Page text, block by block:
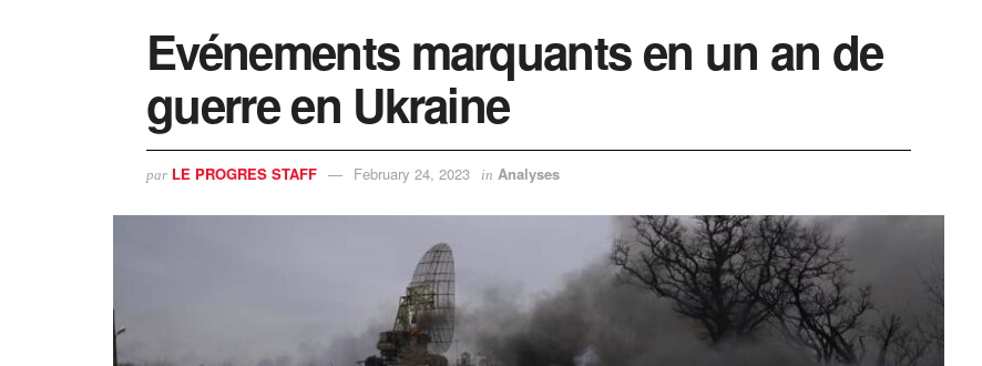
Evénements marquants en un an de
guerre en Ukraine
par LE PROGRES STAFF February 24, 2023 in Analyses